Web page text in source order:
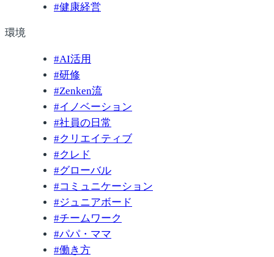
#健康経営
環境
#AI活用
#研修
#Zenken流
#イノベーション
#社員の日常
#クリエイティブ
#クレド
#グローバル
#コミュニケーション
#ジュニアボード
#チームワーク
#パパ・ママ
#働き方